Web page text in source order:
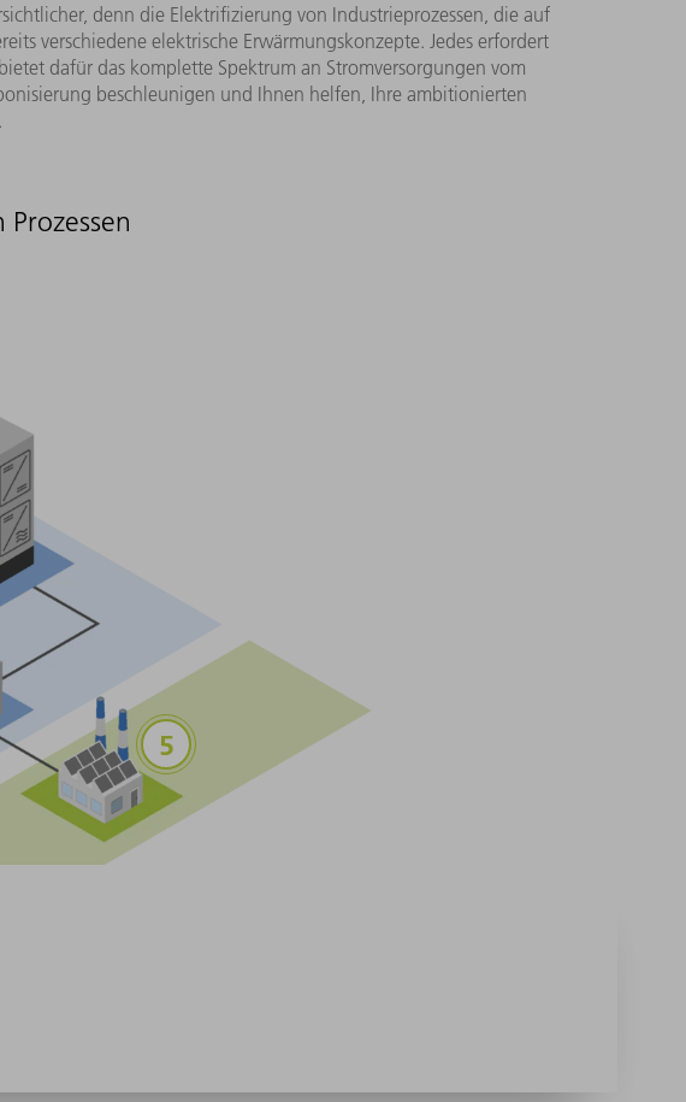
denn die Elektrifizierung von Industrieprozessen, die auf
verschiedene elektrische Erwärmungskonzepte. Jedes erfordert
dafür das komplette Spektrum an Stromversorgungen vom
beschleunigen und Ihnen helfen, Ihre ambitionierten
wie z.B. Graphen, Kohlenstoffnanoröhren (CNT),